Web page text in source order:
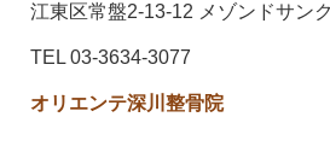
江東区常盤2-13-12 メゾンドサン
TEL 03-3634-3077
オリエンテ深川整骨院